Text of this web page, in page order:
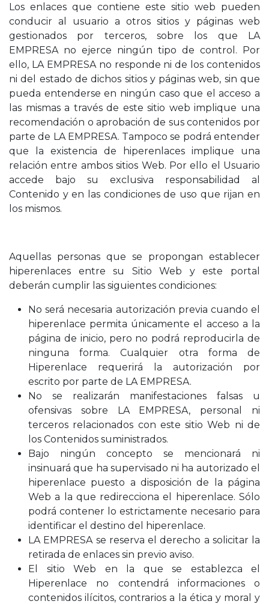
Los enlaces que contiene este sitio web pueden
conducir al usuario a otros sitios y páginas web
gestionados por terceros, sobre los que LA
EMPRESA no ejerce ningún tipo de control. Por
ello, LA EMPRESA no responde ni de los contenidos
ni del estado de dichos sitios y páginas web, sin que
pueda entenderse en ningún caso que el acceso a
las mismas a través de este sitio web implique una
recomendación o aprobación de sus contenidos por
parte de LA EMPRESA. Tampoco se podrá entender
que la existencia de hiperenlaces implique una
relación entre ambos sitios Web. Por ello el Usuario
accede bajo su exclusiva responsabilidad al
Contenido y en las condiciones de uso que rijan en
los mismos.
Aquellas personas que se propongan establecer
hiperenlaces entre su Sitio Web y este portal
deberán cumplir las siguientes condiciones:
No será necesaria autorización previa cuando el
hiperenlace permita únicamente el acceso a la
página de inicio, pero no podrá reproducirla de
ninguna forma. Cualquier otra forma de
Hiperenlace requerirá la autorización por
escrito por parte de LA EMPRESA.
No se realizarán manifestaciones falsas u
ofensivas sobre LA EMPRESA, personal ni
terceros relacionados con este sitio Web ni de
los Contenidos suministrados.
Bajo ningún concepto se mencionará ni
insinuará que ha supervisado ni ha autorizado el
hiperenlace puesto a disposición de la página
Web a la que redirecciona el hiperenlace. Sólo
podrá contener lo estrictamente necesario para
identificar el destino del hiperenlace.
LA EMPRESA se reserva el derecho a solicitar la
retirada de enlaces sin previo aviso.
El sitio Web en la que se establezca el
Hiperenlace no contendrá informaciones o
contenidos ilícitos, contrarios a la ética y moral y